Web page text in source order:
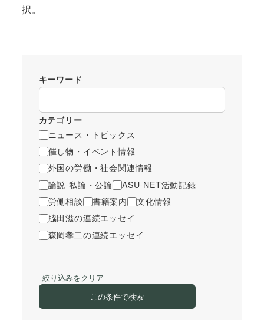
択。
キーワード
カテゴリー
ニュース・トピックス
催し物・イベント情報
外国の労働・社会関連情報
論説-私論・公論
ASU-NET活動記録
労働相談
書籍案内
文化情報
脇田滋の連続エッセイ
森岡孝二の連続エッセイ
絞り込みをクリア
この条件で検索